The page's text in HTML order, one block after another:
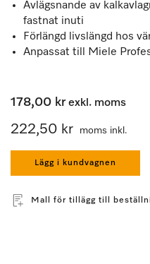
Avlägsnande av
fastnat inuti
Förlängd livslängd hos
Anpassat till Miele
178,00 krexkl. moms
222,50 kr moms inkl.
Lägg i kundvagnen
Mall för tillägg till